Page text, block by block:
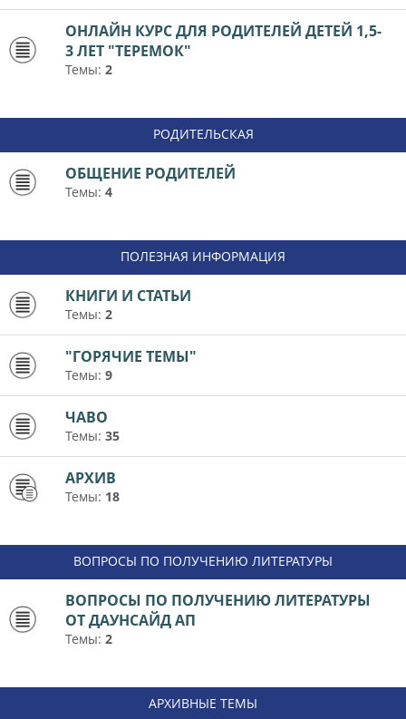
ОНЛАЙН КУРС ДЛЯ РОДИТЕЛЕЙ ДЕТЕЙ 1,5-
3 ЛЕТ "ТЕРЕМОК"
Темы: 2
РОДИТЕЛЬСКАЯ
ОБЩЕНИЕ РОДИТЕЛЕЙ
Темы: 4
ПОЛЕЗНАЯ ИНФОРМАЦИЯ
КНИГИ И СТАТЬИ
Темы: 2
"ГОРЯЧИЕ ТЕМЫ"
Темы: 9
ЧАВО
Темы: 35
АРХИВ
Темы: 18
ВОПРОСЫ ПО ПОЛУЧЕНИЮ ЛИТЕРАТУРЫ
ВОПРОСЫ ПО ПОЛУЧЕНИЮ ЛИТЕРАТУРЫ
ОТ ДАУНСАЙД АП
Темы: 2
АРХИВНЫЕ ТЕМЫ